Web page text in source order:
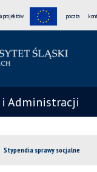
projektów poczta
i Administracji
Stypendia sprawy socjalne